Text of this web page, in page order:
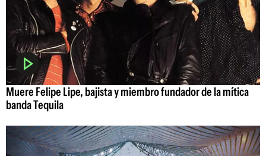
Muere Felipe Lipe, bajista y miembro fundador de la mítica
banda Tequila